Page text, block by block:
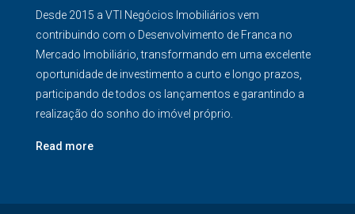
Desde 2015 a VTI Negócios Imobiliários vem
contribuindo com o Desenvolvimento de Franca no
Mercado Imobiliário, transformando em uma excelente
oportunidade de investimento a curto e longo prazos,
participando de todos os lançamentos e garantindo a
realização do sonho do imóvel próprio.
Read more